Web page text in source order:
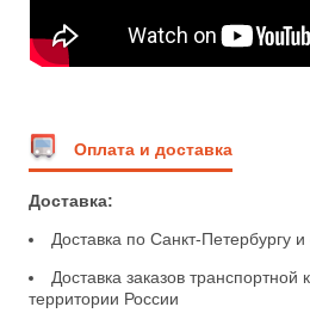
Оплата и доставка
Доставка:
Доставка по Санкт-Петербургу
Доставка заказов транспортной
территории России